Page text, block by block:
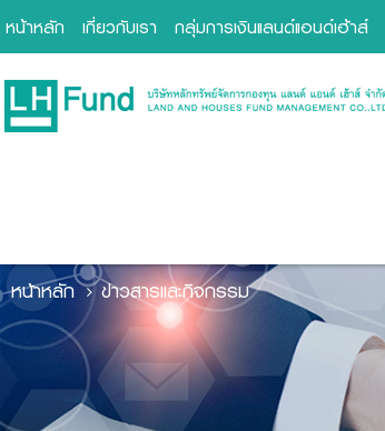
หน้าหลัก เกี่ยวกับเรา กลุ่มการเงินแลนด์แอนด์เฮ้าส์
หน้าหลัก ข่าวสารและกิจกรรม